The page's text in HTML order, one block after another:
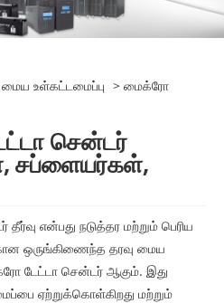
மைய உள்கட்டமைப்பு > மைக்ரோ
சென்டர்
சப்ளையர்கள்,
என்பது நடுத்தர மற்றும் பெரிய
ஒருங்கிணைந்த தரவு மைய
டேட்டா சென்டர் ஆகும். இது
ஏற்றுக்கொள்கிறது மற்றும்